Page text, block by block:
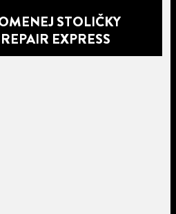
STOLIČKY
EXPRESS